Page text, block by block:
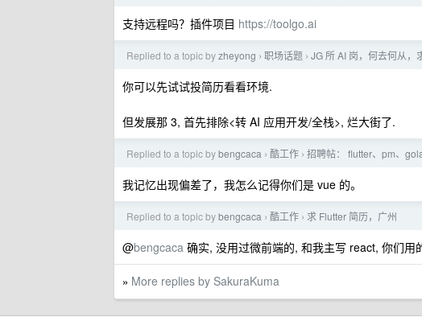
支持远程吗？插件项目 https://toolgo.ai
Replied to a topic byzheyong › 职场话题 › JG 所 AI 岗，何去何从，
你可以先试试投简历看看环境.
但发展那 3, 首先排除<转 AI 应用开发/全栈>, 烂大街了.
Replied to a topic bybengcaca › 酷工作 › 招聘帖： flutter、pm、
我记忆出现偏差了，我怎么记得你们是 vue 的。
Replied to a topic bybengcaca › 酷工作 › 求 Flutter 简历，广州
@bengcaca 确实, 没用过微前端的, 和我主写 react, 你们用
» More replies by SakuraKuma